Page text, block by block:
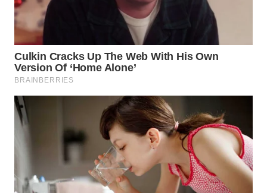
LIKUPANG
WN
LABUANBAJO
WN
BORNEO
Wahana
WAHANA
NEWS